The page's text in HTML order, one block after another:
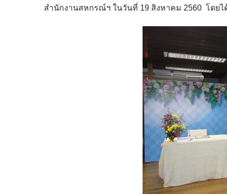
สำนักงานสหกรณ์ฯ ในวันที่ 19 สิงหาคม 2560 โดย